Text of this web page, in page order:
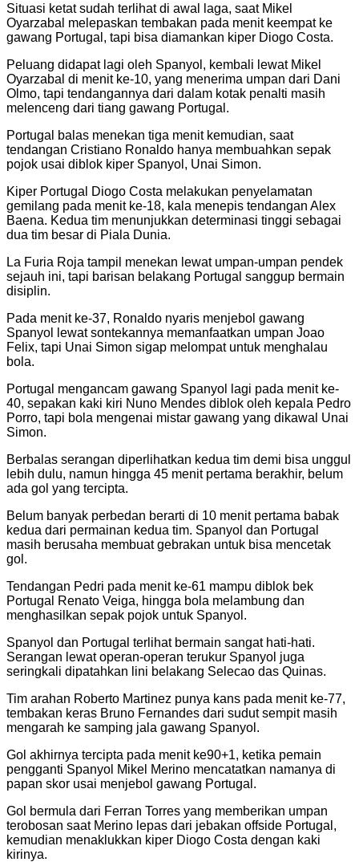
Situasi ketat sudah terlihat di awal laga, saat Mikel
Oyarzabal melepaskan tembakan pada menit keempat ke
gawang Portugal, tapi bisa diamankan kiper Diogo Costa.
Peluang didapat lagi oleh Spanyol, kembali lewat Mikel
Oyarzabal di menit ke-10, yang menerima umpan dari Dani
Olmo, tapi tendangannya dari dalam kotak penalti masih
melenceng dari tiang gawang Portugal.
Portugal balas menekan tiga menit kemudian, saat
tendangan Cristiano Ronaldo hanya membuahkan sepak
pojok usai diblok kiper Spanyol, Unai Simon.
Kiper Portugal Diogo Costa melakukan penyelamatan
gemilang pada menit ke-18, kala menepis tendangan Alex
Baena. Kedua tim menunjukkan determinasi tinggi sebagai
dua tim besar di Piala Dunia.
La Furia Roja tampil menekan lewat umpan-umpan pendek
sejauh ini, tapi barisan belakang Portugal sanggup bermain
disiplin.
Pada menit ke-37, Ronaldo nyaris menjebol gawang
Spanyol lewat sontekannya memanfaatkan umpan Joao
Felix, tapi Unai Simon sigap melompat untuk menghalau
bola.
Portugal mengancam gawang Spanyol lagi pada menit ke-
40, sepakan kaki kiri Nuno Mendes diblok oleh kepala Pedro
Porro, tapi bola mengenai mistar gawang yang dikawal Unai
Simon.
Berbalas serangan diperlihatkan kedua tim demi bisa unggul
lebih dulu, namun hingga 45 menit pertama berakhir, belum
ada gol yang tercipta.
Belum banyak perbedan berarti di 10 menit pertama babak
kedua dari permainan kedua tim. Spanyol dan Portugal
masih berusaha membuat gebrakan untuk bisa mencetak
gol.
Tendangan Pedri pada menit ke-61 mampu diblok bek
Portugal Renato Veiga, hingga bola melambung dan
menghasilkan sepak pojok untuk Spanyol.
Spanyol dan Portugal terlihat bermain sangat hati-hati.
Serangan lewat operan-operan terukur Spanyol juga
seringkali dipatahkan lini belakang Selecao das Quinas.
Tim arahan Roberto Martinez punya kans pada menit ke-77,
tembakan keras Bruno Fernandes dari sudut sempit masih
mengarah ke samping jala gawang Spanyol.
Gol akhirnya tercipta pada menit ke90+1, ketika pemain
pengganti Spanyol Mikel Merino mencatatkan namanya di
papan skor usai menjebol gawang Portugal.
Gol bermula dari Ferran Torres yang memberikan umpan
terobosan saat Merino lepas dari jebakan offside Portugal,
kemudian menaklukkan kiper Diogo Costa dengan kaki
kirinya.